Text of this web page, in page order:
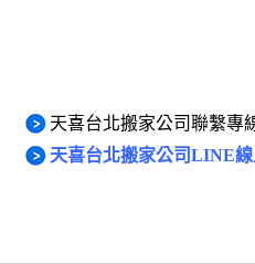
天喜台北搬家公司聯繫專
天喜台北搬家公司LINE線